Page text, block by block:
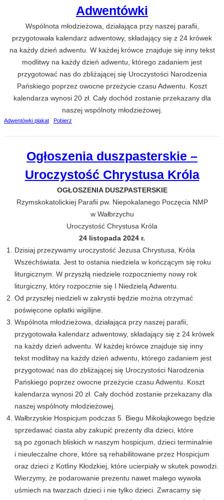
Adwentówki
Wspólnota młodzieżowa, działająca przy naszej parafii,
przygotowała kalendarz adwentowy, składający się z 24 krówek
na każdy dzień adwentu. W każdej krówce znajduje się inny tekst
modlitwy na każdy dzień adwentu, którego zadaniem jest
przygotować nas do zbliżającej się Uroczystości Narodzenia
Pańskiego poprzez owocne przeżycie czasu Adwentu. Koszt
kalendarza wynosi 20 zł. Cały dochód zostanie przekazany dla
naszej wspólnoty młodzieżowej.
Adwentówki plakat Pobierz
Ogłoszenia duszpasterskie –
Uroczystość Chrystusa Króla
OGŁOSZENIA DUSZPASTERSKIE
Rzymskokatolickiej Parafii pw. Niepokalanego Poczęcia NMP
w Wałbrzychu
Uroczystość Chrystusa Króla
24 listopada 2024 r.
Dzisiaj przezywamy uroczystość Jezusa Chrystusa, Króla
Wszechświata. Jest to ostania niedziela w kończącym się roku
liturgicznym. W przyszłą niedziele rozpoczniemy nowy rok
liturgiczny, który rozpocznie się I Niedzielą Adwentu.
Od przyszłej niedzieli w zakrystii będzie można otrzymać
poświęcone opłatki wigilijne.
Wspólnota młodzieżowa, działająca przy naszej parafii,
przygotowała kalendarz adwentowy, składający się z 24 krówek
na każdy dzień adwentu. W każdej krówce znajduje się inny
tekst modlitwy na każdy dzień adwentu, którego zadaniem jest
przygotować nas do zbliżającej się Uroczystości Narodzenia
Pańskiego poprzez owocne przeżycie czasu Adwentu. Koszt
kalendarza wynosi 20 zł. Cały dochód zostanie przekazany dla
naszej wspólnoty młodzieżowej.
Wałbrzyskie Hospicjum podczas 5. Biegu Mikołajkowego będzie
sprzedawać ciasta aby zakupić prezenty dla dzieci, które
są po zgonach bliskich w naszym hospicjum, dzieci terminalnie
i nieuleczalne chore, które są rehabilitowane przez Hospicjum
oraz dzieci z Kotliny Kłodzkiej, które ucierpiały w skutek powodzi.
Wierzymy, że podarowanie prezentu nawet małego wywoła
uśmiech na twarzach dzieci i nie tylko dzieci. Zwracamy się